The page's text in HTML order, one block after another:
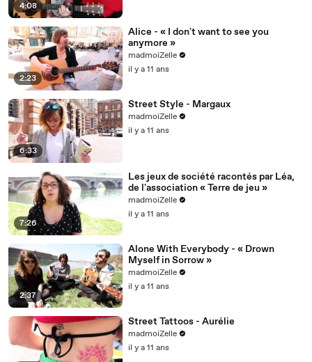
4:08
2:23
Alice - « I don't want to see you
anymore »
madmoiZelle
il y a 11 ans
6:33
Street Style - Margaux
madmoiZelle
il y a 11 ans
7:26
Les jeux de société racontés par Léa,
de l'association « Terre de jeu »
madmoiZelle
il y a 11 ans
2:37
Alone With Everybody - « Drown
Myself in Sorrow »
madmoiZelle
il y a 11 ans
Street Tattoos - Aurélie
madmoiZelle
il y a 11 ans